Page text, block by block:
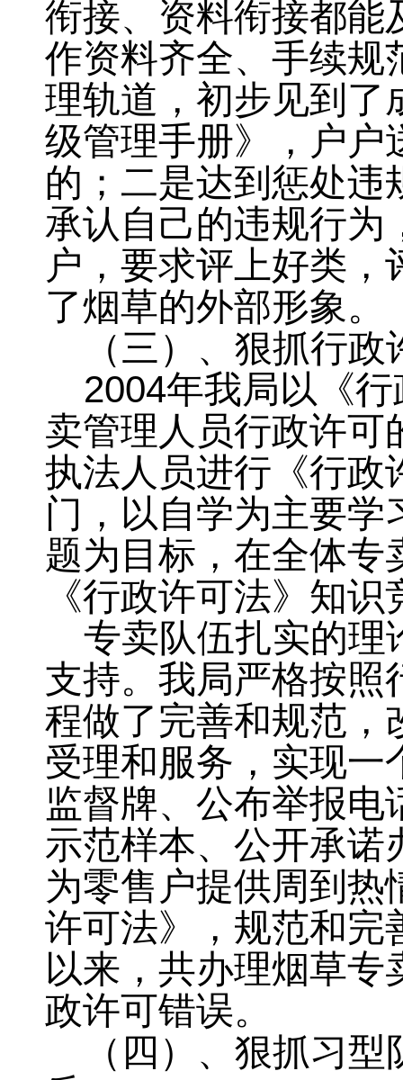
衔接、资料衔接都能
作资料齐全、手续规
理轨道 ， 初步见到了
级管理手册》，户户
的；二是达到惩处违
承认自己的违规行为
户，要求评上好类 ，
了烟草的外部形象。
（三）、狠抓行
2004年我局以《
卖管理人员行政许可
执法人员进行《行政
门，以自学为主要学
题为目标 ， 在全体专
《行政许可法》知
专卖队伍扎实的理
支持。 我局严格按照
程做了完善和规范 ，
受理和服务，实现一
监督牌、公布举报
示范样本、公开承诺
为零售户提供周到热
许可法》，规范和完
以来，共办理烟草专
政许可错误。
（四）、狠抓习